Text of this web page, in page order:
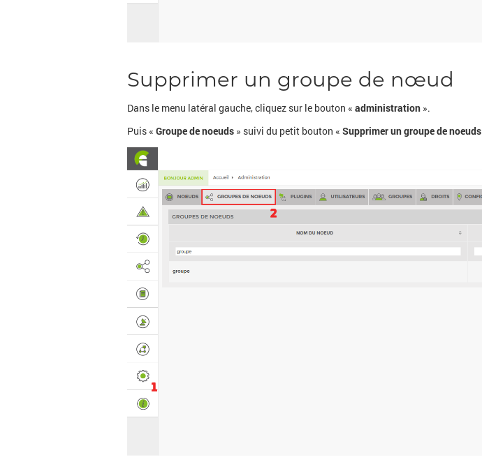
Supprimer un groupe de nœud
Dans le menu latéral gauche, cliquez sur le bouton « administration ».
Puis « Groupe de noeuds » suivi du petit bouton « Supprimer un groupe de noeuds